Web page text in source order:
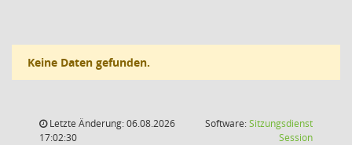
Keine Daten gefunden.
Letzte Änderung: 06.08.2026
17:02:30
Software:Sitzungsdienst
Session(Wird in